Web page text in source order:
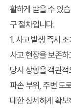
활하게 받을 수 있
구 절차입니다.
1. 사고 발생 즉시
사고 현장을 보존
당시 상황을 객관
파손 부위, 주변 도
대한 상세하게 확